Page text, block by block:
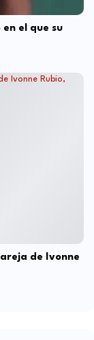
el que su
de Ivonne